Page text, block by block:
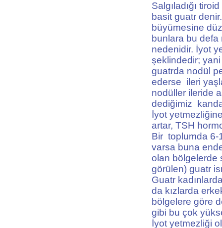
Salgıladığı
basit guatr
büyümesine
bunlara bu defa
nedenidir. İyot
şeklindedir;
guatrda nodül
ederse ileri
nodüller ileride
dediğimiz kanda
İyot
artar, TSH
Bir toplumda 6-
varsa buna
olan bölgelerde
görülen) guatr
Guatr
da kızlarda
bölgelere göre
gibi bu çok
İyot yetmezliği